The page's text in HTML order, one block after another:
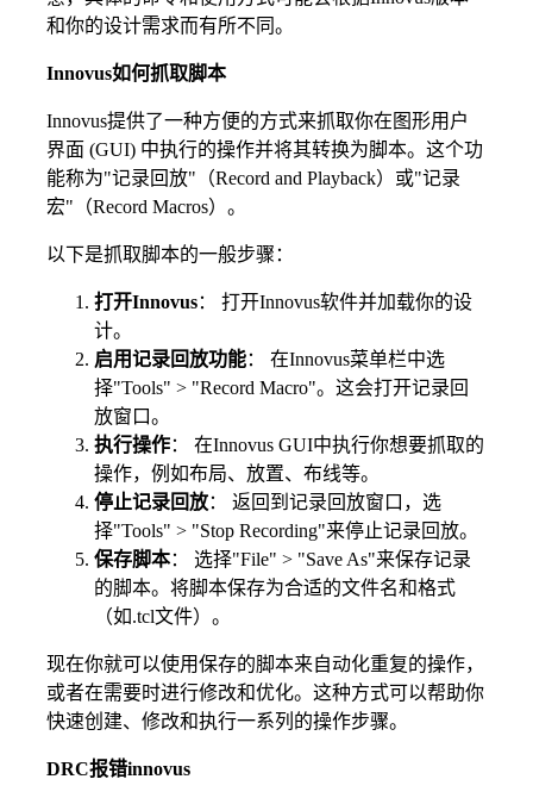
和你的设计需求而有所不同。
Innovus如何抓取脚本
Innovus提供了一种方便的方式来抓取你在图形用户
界面 (GUI) 中执行的操作并将其转换为脚本。这个功
能称为"记录回放"（Record and Playback）或"记录
宏"（Record Macros）。
以下是抓取脚本的一般步骤：
打开Innovus： 打开Innovus软件并加载你的设
计。
启用记录回放功能： 在Innovus菜单栏中选
择"Tools" > "Record Macro"。这会打开记录回
放窗口。
执行操作： 在Innovus GUI中执行你想要抓取的
操作，例如布局、放置、布线等。
停止记录回放： 返回到记录回放窗口，选
择"Tools" > "Stop Recording"来停止记录回放。
保存脚本： 选择"File" > "Save As"来保存记录
的脚本。将脚本保存为合适的文件名和格式
（如.tcl文件）。
现在你就可以使用保存的脚本来自动化重复的操作，
或者在需要时进行修改和优化。这种方式可以帮助你
快速创建、修改和执行一系列的操作步骤。
DRC报错innovus